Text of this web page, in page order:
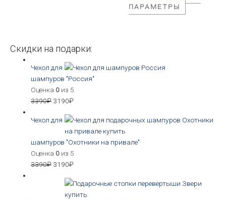
ПАРАМЕТРЫ
Скидки на подарки:
Чехол для
шампуров "Россия"
Оценка 0 из 5
3390₽ 3190₽
Чехол для
шампуров "Охотники на привале"
Оценка 0 из 5
3390₽ 3190₽